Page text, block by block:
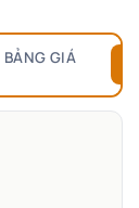
BẢNG GIÁ